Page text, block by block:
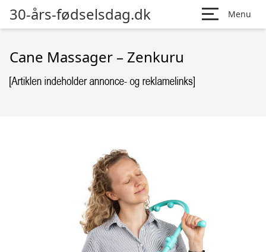
30-års-fødselsdag.dk Menu
Cane Massager – Zenkuru